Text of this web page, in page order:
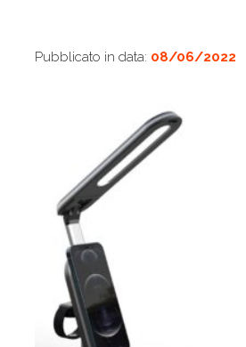
Pubblicato in data: 08/06/2022